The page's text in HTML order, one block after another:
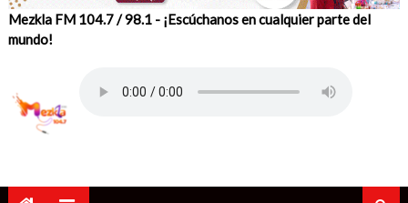
Mezkla FM 104.7 / 98.1 - ¡Escúchanos en cualquier parte del
mundo!